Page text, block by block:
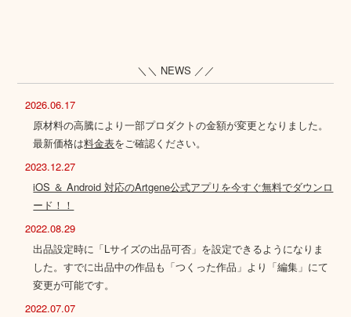
＼＼ NEWS ／／
2026.06.17
原材料の高騰により一部プロダクトの金額が変更となりました。
最新価格は料金表をご確認ください。
2023.12.27
iOS ＆ Android 対応のArtgene公式アプリを今すぐ無料でダウンロ
ード！！
2022.08.29
出品設定時に「Lサイズの出品可否」を設定できるようになりま
した。すでに出品中の作品も「つくった作品」より「編集」にて
変更が可能です。
2022.07.07